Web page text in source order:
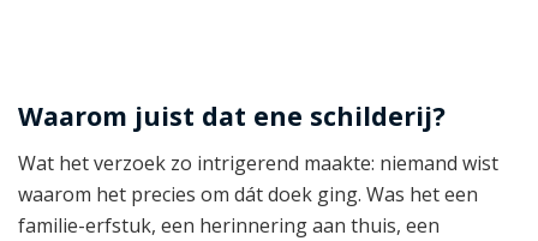
Waarom juist dat ene schilderij?
Wat het verzoek zo intrigerend maakte: niemand wist
waarom het precies om dát doek ging. Was het een
familie-erfstuk, een herinnering aan thuis, een